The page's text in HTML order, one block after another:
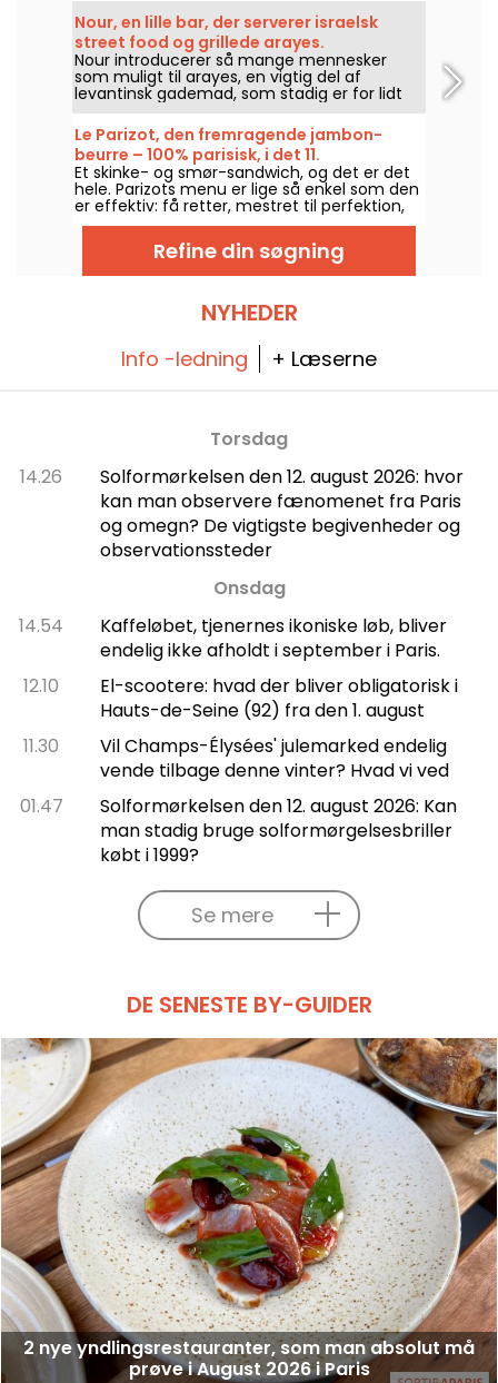
hjertens lyst.
Nour, en lille bar, der serverer israelsk
street food og grillede arayes.
Nour introducerer så mange mennesker
som muligt til arayes, en vigtig del af
levantinsk gademad, som stadig er for lidt
kendt i Paris.
Le Parizot, den fremragende jambon-
beurre – 100% parisisk, i det 11.
arrondissement.
Et skinke- og smør-sandwich, og det er det
hele. Parizots menu er lige så enkel som den
er effektiv: få retter, mestret til perfektion,
for at byde elskere af gode produkter
velkommen til en af hovedstadens bedste
skinke- og smør-sandwicher.
Refine din søgning
NYHEDER
Info -ledning + Læserne
Torsdag
14.26
Solformørkelsen den 12. august 2026: hvor
kan man observere fænomenet fra Paris
og omegn? De vigtigste begivenheder og
observationssteder
Onsdag
14.54
Kaffeløbet, tjenernes ikoniske løb, bliver
endelig ikke afholdt i september i Paris.
12.10
El-scootere: hvad der bliver obligatorisk i
Hauts-de-Seine (92) fra den 1. august
11.30
Vil Champs-Élysées' julemarked endelig
vende tilbage denne vinter? Hvad vi ved
01.47
Solformørkelsen den 12. august 2026: Kan
man stadig bruge solformørgelsesbriller
købt i 1999?
Se mere
DE SENESTE BY-GUIDER
2 nye yndlingsrestauranter, som man absolut må
prøve i August 2026 i Paris